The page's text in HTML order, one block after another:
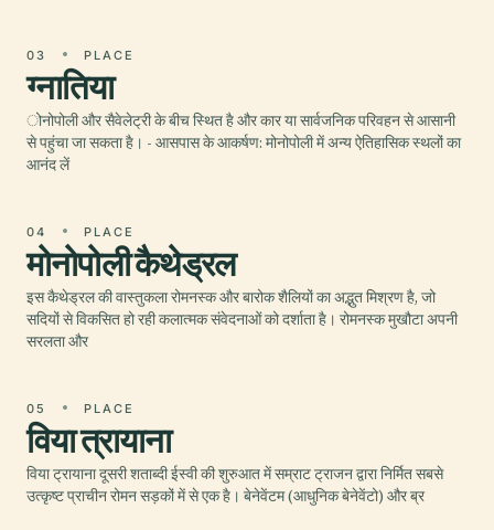
03 PLACE
ग्नातिया
ोनोपोली और सैवेलेट्री के बीच स्थित है और कार या सार्वजनिक परिवहन से आसानी
से पहुंचा जा सकता है। - आसपास के आकर्षण: मोनोपोली में अन्य ऐतिहासिक स्थलों का
आनंद लें
04 PLACE
मोनोपोली कैथेड्रल
इस कैथेड्रल की वास्तुकला रोमनस्क और बारोक शैलियों का अद्भुत मिश्रण है, जो
सदियों से विकसित हो रही कलात्मक संवेदनाओं को दर्शाता है। रोमनस्क मुखौटा अपनी
सरलता और
05 PLACE
विया त्रायाना
विया ट्रायाना दूसरी शताब्दी ईस्वी की शुरुआत में सम्राट ट्राजन द्वारा निर्मित सबसे
उत्कृष्ट प्राचीन रोमन सड़कों में से एक है। बेनेवेंटम (आधुनिक बेनेवेंटो) और ब्र